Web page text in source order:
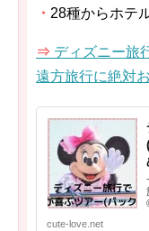
・ 28種からホテ
⇒ ディズニー旅
遠方旅行に絶対
cute-love.net